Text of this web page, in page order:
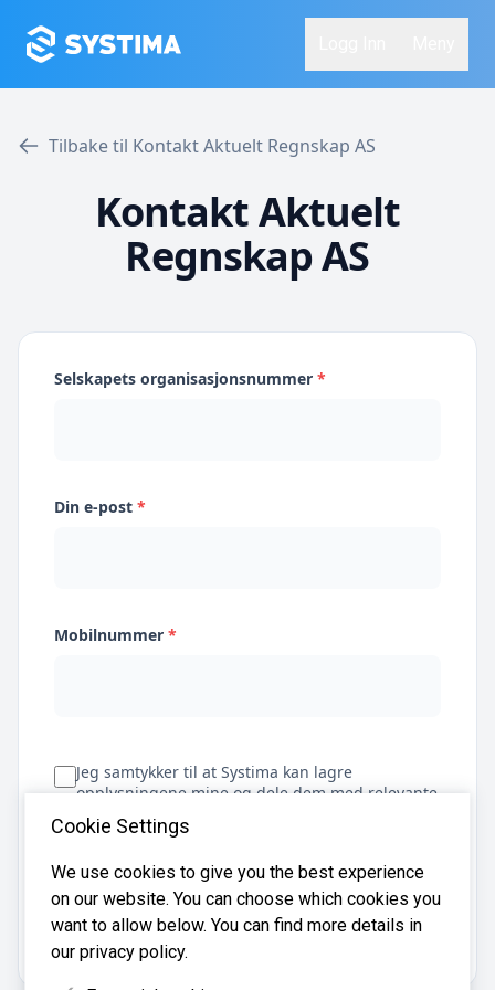
Tilbake til Kontakt Aktuelt Regnskap AS
Kontakt Aktuelt
Regnskap AS
Selskapets organisasjonsnummer *
Din e-post *
Mobilnummer *
Jeg samtykker til at Systima kan lagre
opplysningene mine og dele dem med relevante
regnskapsbyråer for å hjelpe meg å finne
regnskapsfører
Få tilbud
Cookie Settings
We use cookies to give you the best experience
on our website. You can choose which cookies you
want to allow below. You can find more details in
our privacy policy.